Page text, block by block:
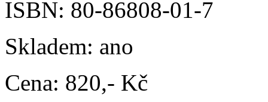
ISBN: 80-86808-01-7
Skladem: ano
Cena: 820,- Kč